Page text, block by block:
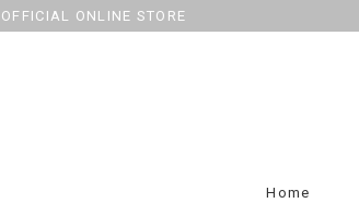
OFFICIAL ONLINE STORE
Home